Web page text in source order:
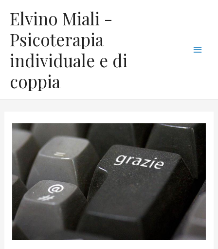
contenuto
Elvino Miali -
Psicoterapia
individuale e di
coppia
a
t
e
g
o
r
e